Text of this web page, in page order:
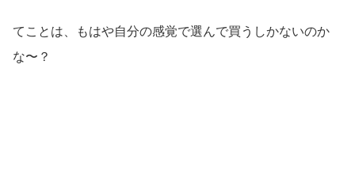
てことは、もはや自分の感覚で選んで買うしかないのか
な〜？